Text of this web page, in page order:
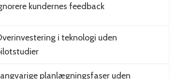
kundernes feedback
i teknologi uden
planlægningsfaser uden